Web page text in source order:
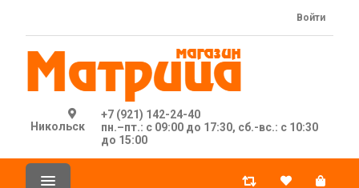
Никольск
+7 (921) 142-24-40
пн.–пт.: с 09:00 до 17:30, сб.-вс.: с 10:30
до 15:00
Войти